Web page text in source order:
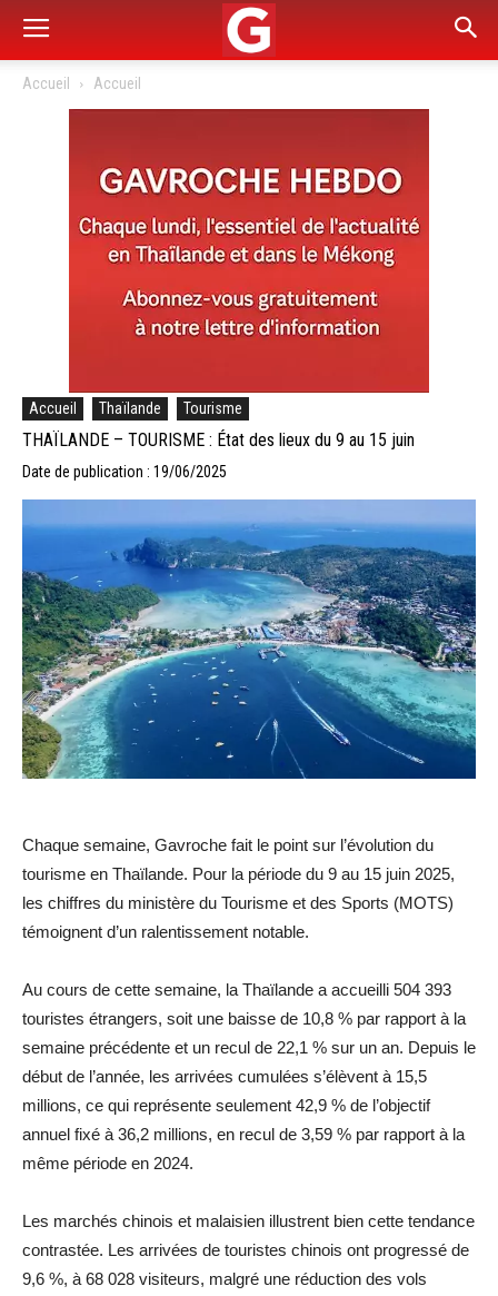
Accueil Accueil
Accueil Thaïlande Tourisme
THAÏLANDE – TOURISME : État des lieux du 9 au 15 juin
Date de publication : 19/06/2025
Chaque semaine, Gavroche fait le point sur l’évolution du
tourisme en Thaïlande. Pour la période du 9 au 15 juin 2025,
les chiffres du ministère du Tourisme et des Sports (MOTS)
témoignent d’un ralentissement notable.
Au cours de cette semaine, la Thaïlande a accueilli 504 393
touristes étrangers, soit une baisse de 10,8 % par rapport à la
semaine précédente et un recul de 22,1 % sur un an. Depuis le
début de l’année, les arrivées cumulées s’élèvent à 15,5
millions, ce qui représente seulement 42,9 % de l’objectif
annuel fixé à 36,2 millions, en recul de 3,59 % par rapport à la
même période en 2024.
Les marchés chinois et malaisien illustrent bien cette tendance
contrastée. Les arrivées de touristes chinois ont progressé de
9,6 %, à 68 028 visiteurs, malgré une réduction des vols